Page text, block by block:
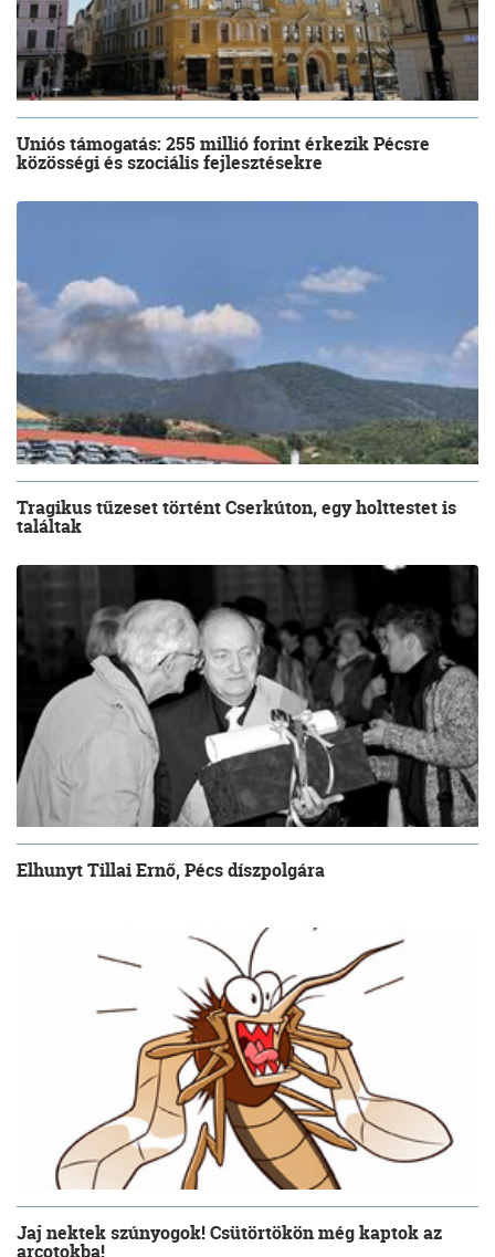
Uniós támogatás: 255 millió forint érkezik Pécsre
közösségi és szociális fejlesztésekre
Tragikus tűzeset történt Cserkúton, egy holttestet is
találtak
Elhunyt Tillai Ernő, Pécs díszpolgára
Jaj nektek szúnyogok! Csütörtökön még kaptok az
arcotokba!